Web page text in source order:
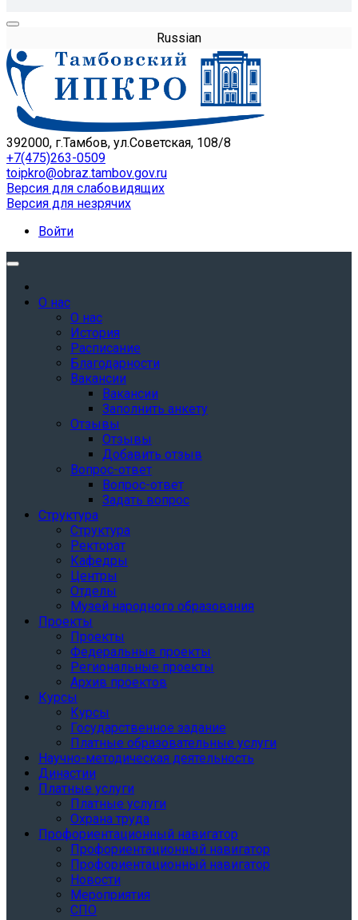
Russian
392000, г.Тамбов, ул.Советская, 108/8
+7(475)263-0509
toipkro@obraz.tambov.gov.ru
Версия для слабовидящих
Версия для незрячих
Войти
О нас
О нас
История
Расписание
Благодарности
Вакансии
Вакансии
Заполнить анкету
Отзывы
Отзывы
Добавить отзыв
Вопрос-ответ
Вопрос-ответ
Задать вопрос
Структура
Структура
Ректорат
Кафедры
Центры
Отделы
Музей народного образования
Проекты
Проекты
Федеральные проекты
Региональные проекты
Архив проектов
Курсы
Курсы
Государственное задание
Платные образовательные услуги
Научно-методическая деятельность
Династии
Платные услуги
Платные услуги
Охрана труда
Профориентационный навигатор
Профориентационный навигатор
Профориентационный навигатор
Новости
Мероприятия
СПО